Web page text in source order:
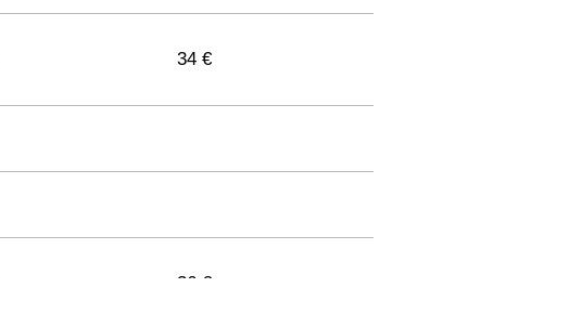
34 €
36 €